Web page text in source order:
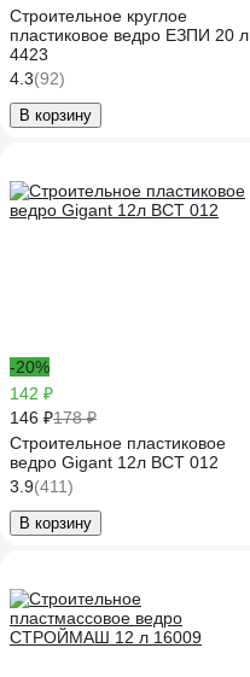
Строительное круглое
пластиковое ведро ЕЗПИ 20 л
4423
4.3(92)
В корзину
-20%
142 ₽
146 ₽178 ₽
Строительное пластиковое
ведро Gigant 12л BCT 012
3.9(411)
В корзину